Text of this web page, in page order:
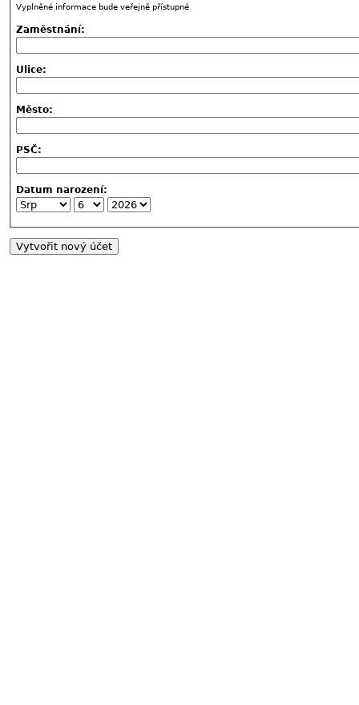
Vyplněné informace bude veřejně přístupné
Zaměstnání:
Ulice:
Město:
PSČ:
Datum narození: